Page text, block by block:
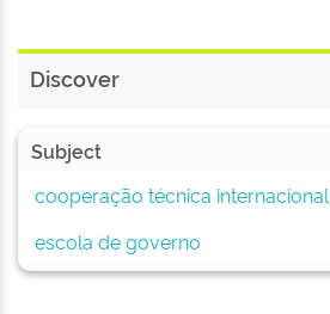
Discover
Subject
cooperação técnica internacional
escola de governo